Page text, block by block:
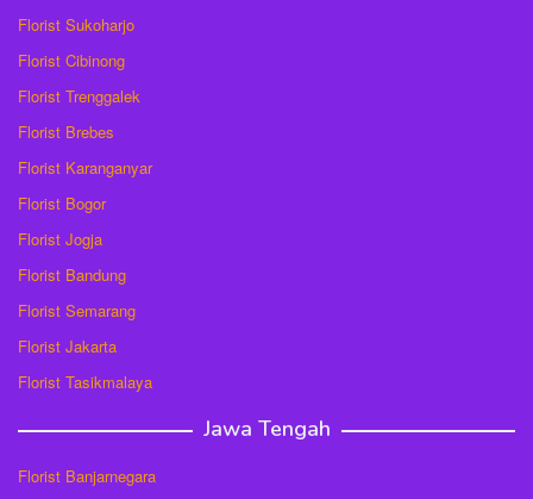
Florist Sukoharjo
Florist Cibinong
Florist Trenggalek
Florist Brebes
Florist Karanganyar
Florist Bogor
Florist Jogja
Florist Bandung
Florist Semarang
Florist Jakarta
Florist Tasikmalaya
Jawa Tengah
Florist Banjarnegara